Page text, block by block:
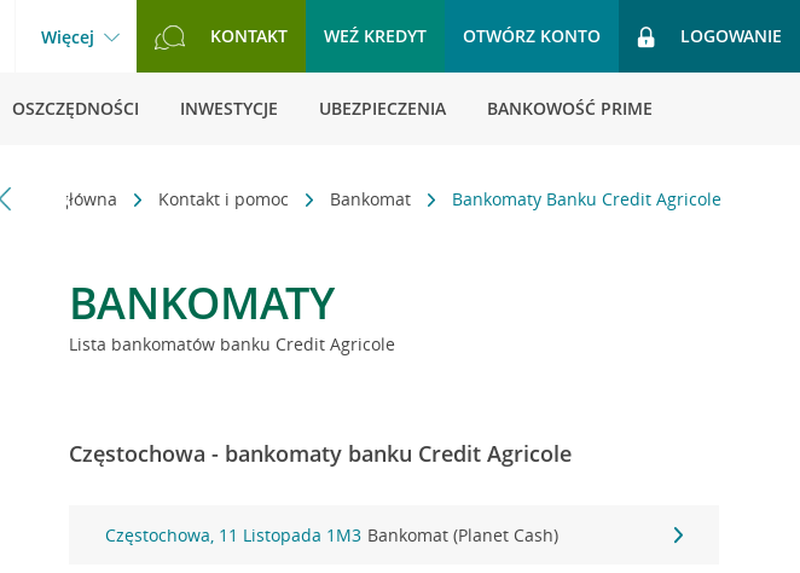
Więcej KONTAKT WEŹ KREDYT OTWÓRZ KONTO LOGOWANIE
OSZCZĘDNOŚCI INWESTYCJE UBEZPIECZENIA BANKOWOŚĆ PRIME
Strona główna Kontakt i pomoc Bankomat Bankomaty Banku Credit Agricole
BANKOMATY
Lista bankomatów banku Credit Agricole
Częstochowa - bankomaty banku Credit Agricole
Częstochowa, 11 Listopada 1M3 Bankomat (Planet Cash)